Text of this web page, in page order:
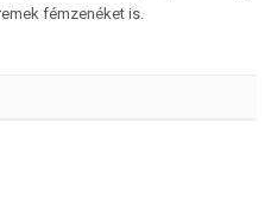
fémzenéket is.